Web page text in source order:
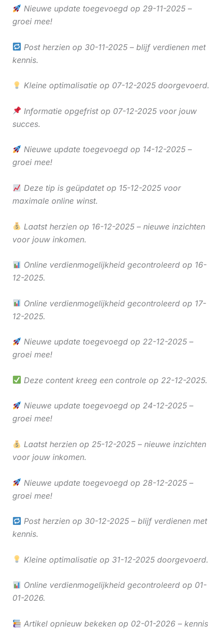
Nieuwe update toegevoegd op 29-11-2025 –
groei mee!
Post herzien op 30-11-2025 – blijf verdienen met
kennis.
Kleine optimalisatie op 07-12-2025 doorgevoerd.
Informatie opgefrist op 07-12-2025 voor jouw
succes.
Nieuwe update toegevoegd op 14-12-2025 –
groei mee!
Deze tip is geüpdatet op 15-12-2025 voor
maximale online winst.
Laatst herzien op 16-12-2025 – nieuwe inzichten
voor jouw inkomen.
Online verdienmogelijkheid gecontroleerd op 16-
12-2025.
Online verdienmogelijkheid gecontroleerd op 17-
12-2025.
Nieuwe update toegevoegd op 22-12-2025 –
groei mee!
Deze content kreeg een controle op 22-12-2025.
Nieuwe update toegevoegd op 24-12-2025 –
groei mee!
Laatst herzien op 25-12-2025 – nieuwe inzichten
voor jouw inkomen.
Nieuwe update toegevoegd op 28-12-2025 –
groei mee!
Post herzien op 30-12-2025 – blijf verdienen met
kennis.
Kleine optimalisatie op 31-12-2025 doorgevoerd.
Online verdienmogelijkheid gecontroleerd op 01-
01-2026.
Artikel opnieuw bekeken op 02-01-2026 – kennis